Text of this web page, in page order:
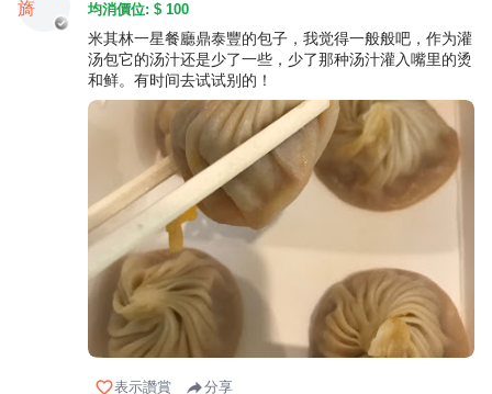
均消價位: $ 100
米其林一星餐廳鼎泰豐的包子，我觉得一般般吧，作为灌
汤包它的汤汁还是少了一些，少了那种汤汁灌入嘴里的烫
和鲜。有时间去试试别的！
表示讚賞 分享